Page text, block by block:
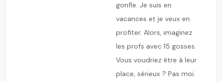
gonfle. Je suis en
vacances et je veux en
profiter. Alors, imaginez
les profs avec 15 gosses.
Vous voudriez être à leur
place, sérieux ? Pas moi.